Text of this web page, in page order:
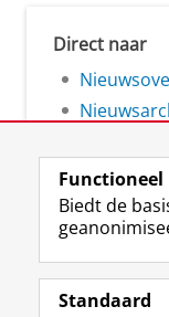
Direct naar
Volg
Functioneel
Biedt de
Standaard